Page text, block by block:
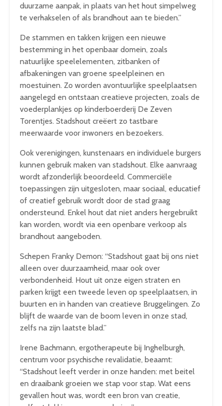
duurzame aanpak, in plaats van het hout simpelweg
te verhakselen of als brandhout aan te bieden.”
De stammen en takken krijgen een nieuwe
bestemming in het openbaar domein, zoals
natuurlijke speelelementen, zitbanken of
afbakeningen van groene speelpleinen en
moestuinen. Zo worden avontuurlijke speelplaatsen
aangelegd en ontstaan creatieve projecten, zoals de
voederplankjes op kinderboerderij De Zeven
Torentjes. Stadshout creëert zo tastbare
meerwaarde voor inwoners en bezoekers.
Ook verenigingen, kunstenaars en individuele burgers
kunnen gebruik maken van stadshout. Elke aanvraag
wordt afzonderlijk beoordeeld. Commerciële
toepassingen zijn uitgesloten, maar sociaal, educatief
of creatief gebruik wordt door de stad graag
ondersteund. Enkel hout dat niet anders hergebruikt
kan worden, wordt via een openbare verkoop als
brandhout aangeboden.
Schepen Franky Demon: “Stadshout gaat bij ons niet
alleen over duurzaamheid, maar ook over
verbondenheid. Hout uit onze eigen straten en
parken krijgt een tweede leven op speelplaatsen, in
buurten en in handen van creatieve Bruggelingen. Zo
blijft de waarde van de boom leven in onze stad,
zelfs na zijn laatste blad.”
Irene Bachmann, ergotherapeute bij Inghelburgh,
centrum voor psychische revalidatie, beaamt:
“Stadshout leeft verder in onze handen: met beitel
en draaibank groeien we stap voor stap. Wat eens
gevallen hout was, wordt een bron van creatie,